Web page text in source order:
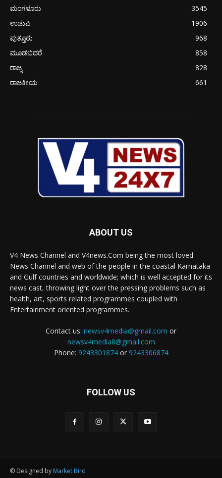
ಮಂಗಳೂರು
3545
ಉಡುಪಿ
1906
ಪುತ್ತೂರು
968
ಮೂಡಬಿದರೆ
858
ರಾಜ್ಯ
828
ರಾಜಕೀಯ
661
ABOUT US
V4 News Channel and V4news.Com being the most loved
News Channel and web of the people in the coastal Karnataka
and Gulf countries and worldwide; which is well accepted for its
news cast, throwing light over the pressing problems such as
health, art, sports related programmes coupled with
Entertainment oriented programmes.
Contact us: newsv4media@gmail.com or
newsv4media8@gmail.com
Phone: 9243301874or 9243306874
FOLLOW US
© Designed by Market Bird